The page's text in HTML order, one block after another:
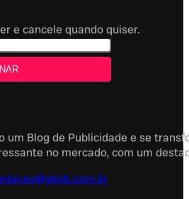
e cancele quando quiser.
um Blog de Publicidade e se
no mercado, com um